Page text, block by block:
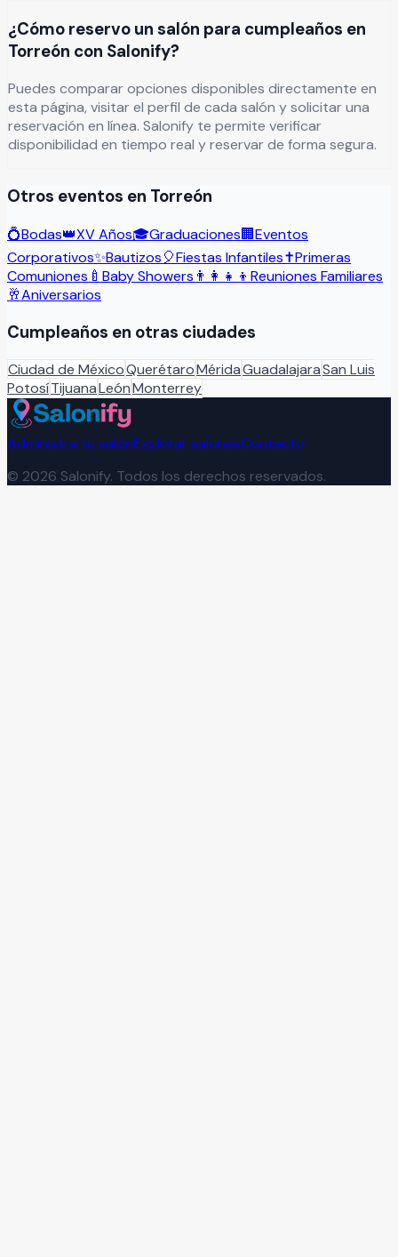
¿Cómo reservo un salón para cumpleaños en
Torreón con Salonify?
Puedes comparar opciones disponibles directamente en
esta página, visitar el perfil de cada salón y solicitar una
reservación en línea. Salonify te permite verificar
disponibilidad en tiempo real y reservar de forma segura.
Otros eventos en Torreón
💍Bodas👑XV Años🎓Graduaciones🏢Eventos
Corporativos✨Bautizos🎈Fiestas Infantiles✝️Primeras
Comuniones 🍼 Baby Showers 👨‍👩‍👧‍👦 Reuniones Familiares
🥂Aniversarios
Cumpleaños en otras ciudades
Ciudad de MéxicoQuerétaroMéridaGuadalajaraSan Luis
PotosíTijuanaLeónMonterrey
Administra tu salónExplorar salonesContacto
© 2026 Salonify. Todos los derechos reservados.